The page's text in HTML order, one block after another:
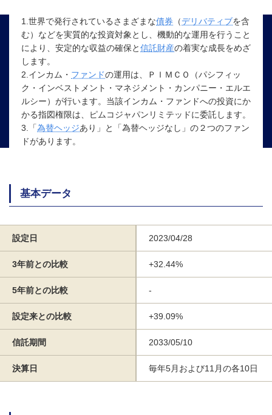
1.世界で発行されているさまざまな債券 （デリバティブを含
む）などを実質的な投資対象とし、機動的な運用を行うこと
により、安定的な収益の確保と信託財産の着実な成長をめざ
します。
2.インカム・ ファンドの運用は、ＰＩＭＣＯ（パシフィッ
ク・インベストメント・マネジメント・カンパニー・エルエ
ルシー）が行います。当該インカム・ファンドへの投資にか
かる指図権限は、ピムコジャパンリミテッドに委託します。
3.「為替ヘッジあり」と「為替ヘッジなし」の２つのファン
ドがあります。
基本データ
設定日 2023/04/28
3年前との比較 +32.44%
5年前との比較 -
設定来との比較 +39.09%
信託期間 2033/05/10
決算日 毎年5月および11月の各10日